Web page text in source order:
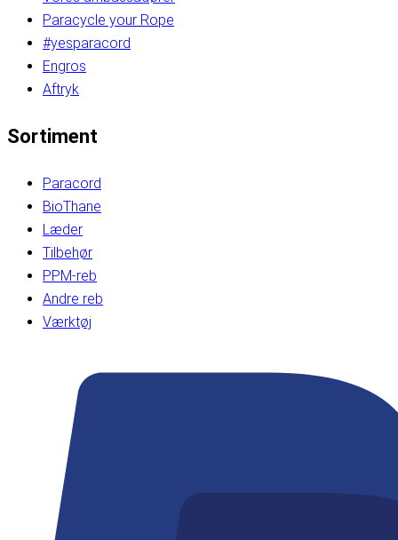
Paracycle your Rope
#yesparacord
Engros
Aftryk
Sortiment
Paracord
BioThane
Læder
Tilbehør
PPM-reb
Andre reb
Værktøj